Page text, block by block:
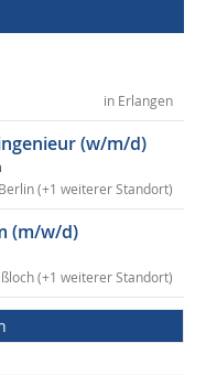
in Erlangen
(w/m/d)
(+1 weiterer Standort)
(m/w/d)
(+1 weiterer Standort)